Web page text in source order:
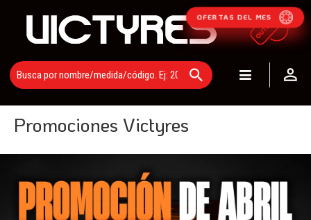
OFERTAS DEL MES
Promociones Victyres